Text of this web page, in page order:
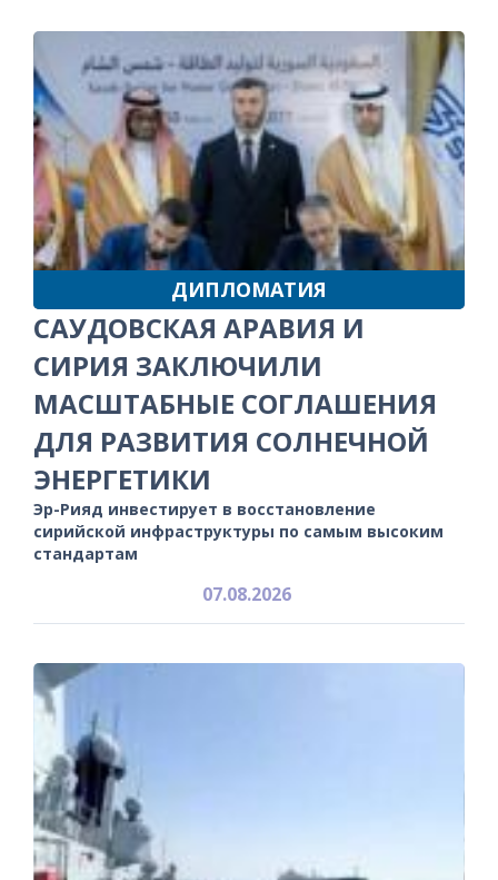
ДИПЛОМАТИЯ
САУДОВСКАЯ АРАВИЯ И
СИРИЯ ЗАКЛЮЧИЛИ
МАСШТАБНЫЕ СОГЛАШЕНИЯ
ДЛЯ РАЗВИТИЯ СОЛНЕЧНОЙ
ЭНЕРГЕТИКИ
Эр-Рияд инвестирует в восстановление
сирийской инфраструктуры по самым высоким
стандартам
07.08.2026